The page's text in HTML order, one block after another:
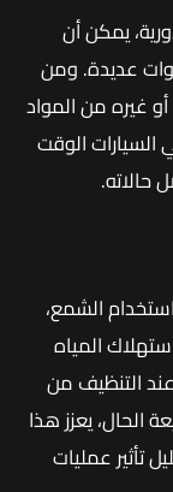
يمكن أن
عديدة. ومن
غيره من المواد
السيارات الوقت
حالاته.
الشمع،
المياه
التنظيف من
الحال، يعزز هذا
تأثير عمليات